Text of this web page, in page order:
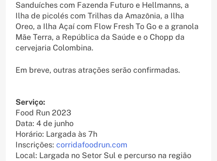
Sanduíches com Fazenda Futuro e Hellmanns, a
Ilha de picolés com Trilhas da Amazônia, a Ilha
Oreo, a Ilha Açaí com Flow Fresh To Go e a granola
Mãe Terra, a República da Saúde e o Chopp da
cervejaria Colombina.
Em breve, outras atrações serão confirmadas.
Serviço:
Food Run 2023
Data: 4 de junho
Horário: Largada às 7h
Inscrições: corridafoodrun.com
Local: Largada no Setor Sul e percurso na região